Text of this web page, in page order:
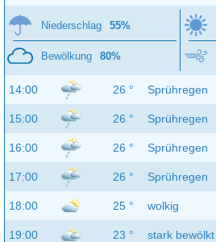
Niederschlag 55%
Bewölkung 80%
14:00 26 ° Sprühregen
15:00 26 ° Sprühregen
16:00 26 ° Sprühregen
17:00 26 ° Sprühregen
18:00 25 ° wolkig
19:00 23 ° stark bewölkt